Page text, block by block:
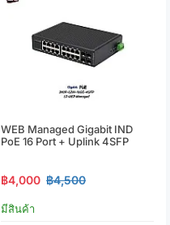
WEB Managed Gigabit IND
PoE 16 Port + Uplink 4SFP
฿4,000 ฿4,500
มีสินค้า